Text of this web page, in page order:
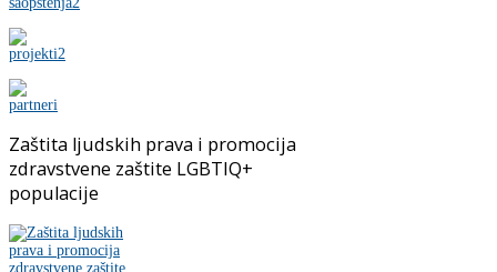
Zaštita ljudskih prava i promocija
zdravstvene zaštite LGBTIQ+
populacije